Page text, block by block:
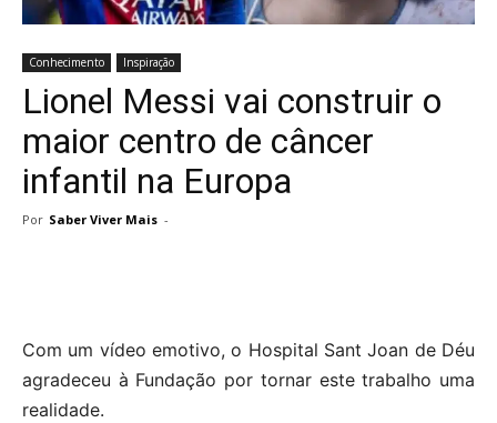
Conhecimento Inspiração
Lionel Messi vai construir o
maior centro de câncer
infantil na Europa
Por Saber Viver Mais -
Com um vídeo emotivo, o Hospital Sant Joan de Déu
agradeceu à Fundação por tornar este trabalho uma
realidade.